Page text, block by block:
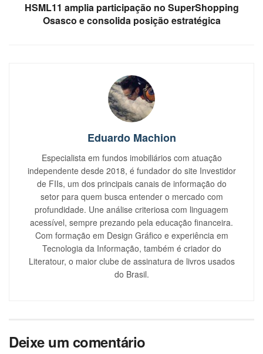
HSML11 amplia participação no SuperShopping
Osasco e consolida posição estratégica
Eduardo Machion
Especialista em fundos imobiliários com atuação
independente desde 2018, é fundador do site Investidor
de FIIs, um dos principais canais de informação do
setor para quem busca entender o mercado com
profundidade. Une análise criteriosa com linguagem
acessível, sempre prezando pela educação financeira.
Com formação em Design Gráfico e experiência em
Tecnologia da Informação, também é criador do
Literatour, o maior clube de assinatura de livros usados
do Brasil.
Deixe um comentário